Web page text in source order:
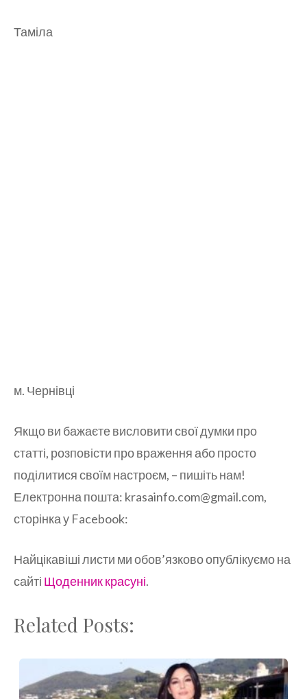
Таміла
м. Чернівці
Якщо ви бажаєте висловити свої думки про
статті, розповісти про враження або просто
поділитися своїм настроєм, – пишіть нам!
Електронна пошта: krasainfo.com@gmail.com,
сторінка у Facebook:
Найцікавіші листи ми обов’язково опублікуємо на
сайті Щоденник красуні.
Related Posts: